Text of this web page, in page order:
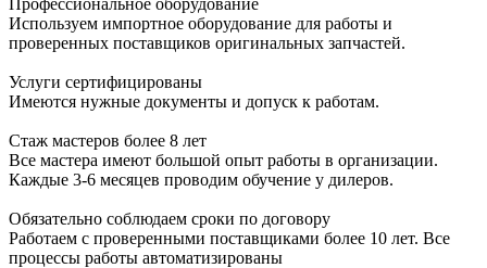
Используем импортное оборудование для работы и
проверенных поставщиков оригинальных запчастей.
Услуги сертифицированы
Имеются нужные документы и допуск к работам.
Стаж мастеров более 8 лет
Все мастера имеют большой опыт работы в организации.
Каждые 3-6 месяцев проводим обучение у дилеров.
Обязательно соблюдаем сроки по договору
Работаем с проверенными поставщиками более 10 лет. Все
процессы работы автоматизированы